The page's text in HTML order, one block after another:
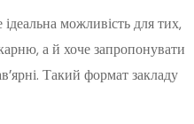
можливість для тих,
а й хоче запропонувати
Такий формат закладу